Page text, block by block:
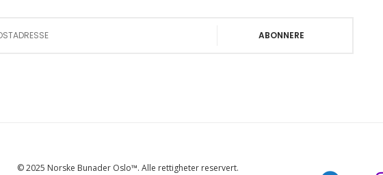
ABONNERE
© 2025 Norske Bunader Oslo™. Alle rettigheter reservert.